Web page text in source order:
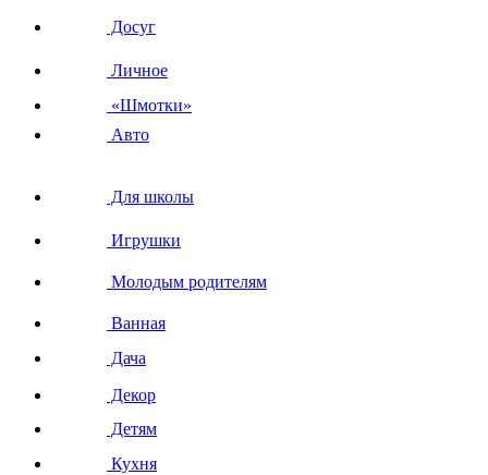
Досуг
Личное
«Шмотки»
Авто
Для школы
Игрушки
Молодым родителям
Ванная
Дача
Декор
Детям
Кухня